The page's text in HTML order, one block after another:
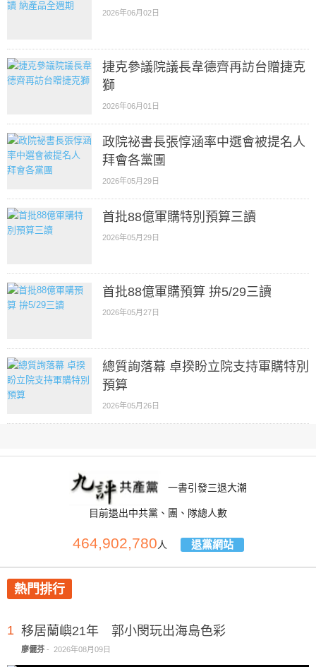
2026年06月02日
捷克參議院議長韋德齊再訪台贈捷克
獅
2026年06月01日
政院祕書長張惇涵率中選會被提名人
拜會各黨團
2026年05月29日
首批88億軍購特別預算三讀
2026年05月29日
首批88億軍購預算 拚5/29三讀
2026年05月27日
總質詢落幕 卓揆盼立院支持軍購特別
預算
2026年05月26日
一書引發三退大潮
目前退出中共黨、團、隊總人數
464,902,780人 退黨網站
熱門排行
1 移居蘭嶼21年 郭小閔玩出海島色彩
廖儷芬 - 2026年08月09日